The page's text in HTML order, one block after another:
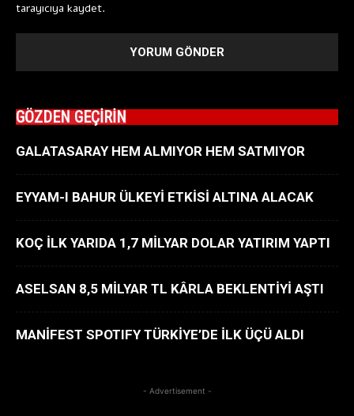
tarayıcıya kaydet.
GÖZDEN GEÇİRİN
GALATASARAY HEM ALMIYOR HEM SATMIYOR
EYYAM-I BAHUR ÜLKEYİ ETKİSİ ALTINA ALACAK
KOÇ İLK YARIDA 1,7 MİLYAR DOLAR YATIRIM YAPTI
ASELSAN 8,5 MİLYAR TL KÂRLA BEKLENTİYİ AŞTI
MANİFEST SPOTIFY TÜRKİYE’DE İLK ÜÇÜ ALDI
- Advertisement -